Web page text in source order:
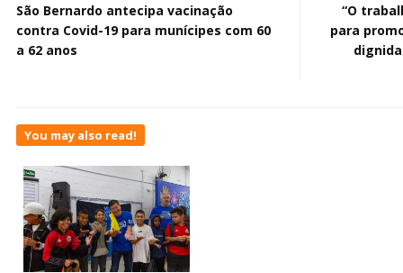
São Bernardo antecipa vacinação
contra Covid-19 para munícipes com 60
a 62 anos
“O
para
You may also read!